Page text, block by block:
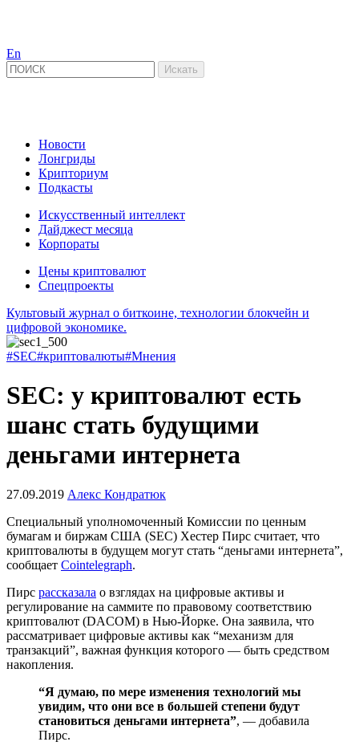
En
Новости
Лонгриды
Крипториум
Подкасты
Искусственный интеллект
Дайджест месяца
Корпораты
Цены криптовалют
Спецпроекты
Культовый журнал о биткоине, технологии блокчейн и
цифровой экономике.
#SEC#криптовалюты#Мнения
SEC: у криптовалют есть
шанс стать будущими
деньгами интернета
27.09.2019 Алекс Кондратюк
Специальный уполномоченный Комиссии по ценным
бумагам и биржам США (SEC) Хестер Пирс считает, что
криптовалюты в будущем могут стать “деньгами интернета”,
сообщает Cointelegraph.
Пирс рассказала о взглядах на цифровые активы и
регулирование на саммите по правовому соответствию
криптовалют (DACOM) в Нью-Йорке. Она заявила, что
рассматривает цифровые активы как “механизм для
транзакций”, важная функция которого — быть средством
накопления.
“Я думаю, по мере изменения технологий мы
увидим, что они все в большей степени будут
становиться деньгами интернета”, — добавила
Пирс.